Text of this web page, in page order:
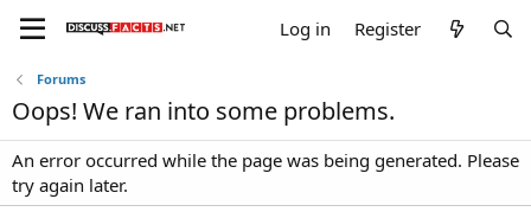
Log in Register
Forums
Oops! We ran into some problems.
An error occurred while the page was being generated. Please
try again later.